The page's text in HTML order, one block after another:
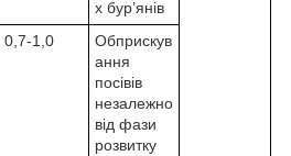
х бур’янів
0,7-1,0
Обприскув
ання
посівів
незалежно
від фази
розвитку